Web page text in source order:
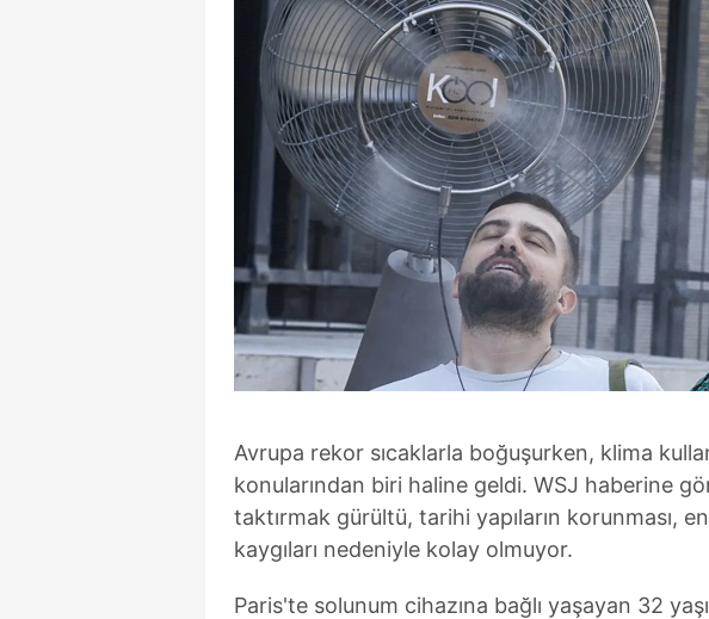
Avrupa rekor sıcaklarla boğuşurken, klima
konularından biri haline geldi. WSJ haberine
taktırmak gürültü, tarihi yapıların korunması,
kaygıları nedeniyle kolay olmuyor.
Paris'te solunum cihazına bağlı yaşayan 32